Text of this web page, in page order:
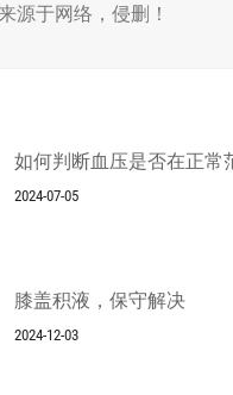
源于网络，侵删！
如何判断血压是否在正常
2024-07-05
膝盖积液，保守解决
2024-12-03